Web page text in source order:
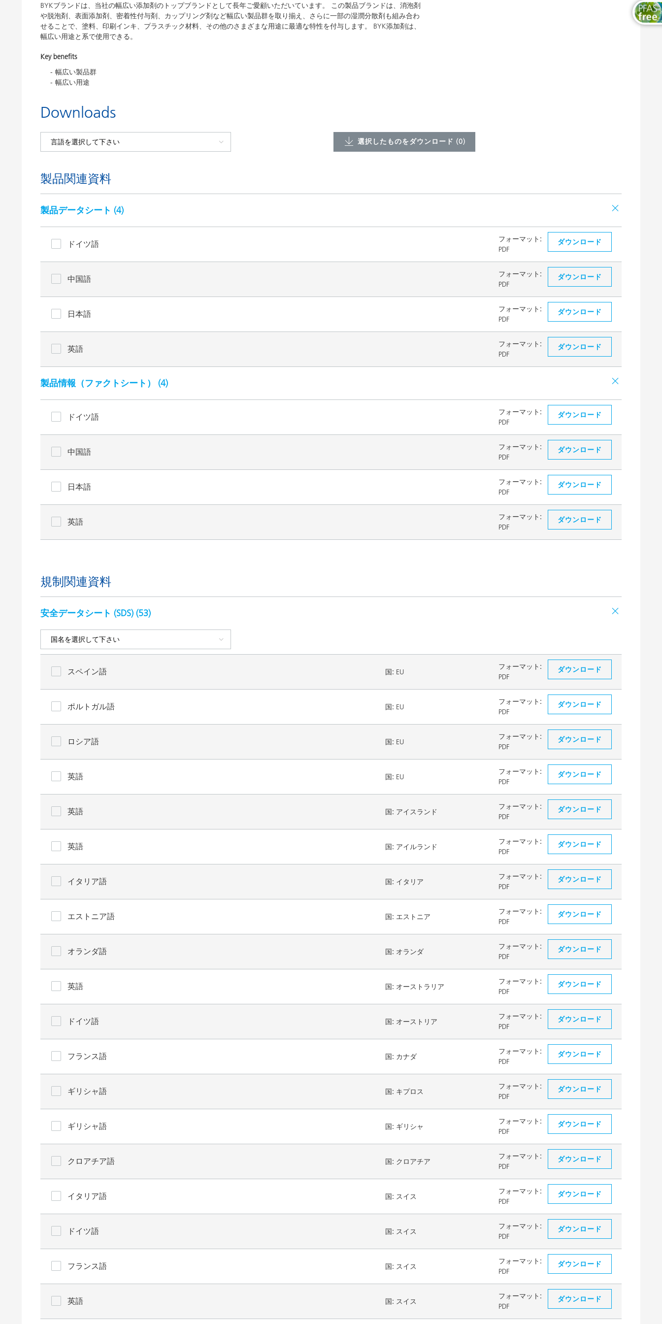
BYKブランドは、当社の幅広い添加剤のトップブランドとして長年ご愛顧いただいています。 この製品ブランドは、消泡剤
や脱泡剤、表面添加剤、密着性付与剤、カップリング剤など幅広い製品群を取り揃え、さらに一部の湿潤分散剤も組み合わ
せることで、塗料、印刷インキ、プラスチック材料、その他のさまざまな用途に最適な特性を付与します。 BYK添加剤は、
幅広い用途と系で使用できる。
Key benefits
幅広い製品群
幅広い用途
Downloads
選択したものをダウンロード (0)
製品関連資料
製品データシート (4)
ドイツ語
フォーマット:
PDF
ダウンロード
中国語
フォーマット:
PDF
ダウンロード
日本語
フォーマット:
PDF
ダウンロード
英語
フォーマット:
PDF
ダウンロード
製品情報（ファクトシート） (4)
ドイツ語
フォーマット:
PDF
ダウンロード
中国語
フォーマット:
PDF
ダウンロード
日本語
フォーマット:
PDF
ダウンロード
英語
フォーマット:
PDF
ダウンロード
規制関連資料
安全データシート (SDS) (53)
スペイン語 国: EU
フォーマット:
PDF
ダウンロード
ポルトガル語 国: EU
フォーマット:
PDF
ダウンロード
ロシア語 国: EU
フォーマット:
PDF
ダウンロード
英語 国: EU
フォーマット:
PDF
ダウンロード
英語 国: アイスランド
フォーマット:
PDF
ダウンロード
英語 国: アイルランド
フォーマット:
PDF
ダウンロード
イタリア語 国: イタリア
フォーマット:
PDF
ダウンロード
エストニア語 国: エストニア
フォーマット:
PDF
ダウンロード
オランダ語 国: オランダ
フォーマット:
PDF
ダウンロード
英語 国: オーストラリア
フォーマット:
PDF
ダウンロード
ドイツ語 国: オーストリア
フォーマット:
PDF
ダウンロード
フランス語 国: カナダ
フォーマット:
PDF
ダウンロード
ギリシャ語 国: キプロス
フォーマット:
PDF
ダウンロード
ギリシャ語 国: ギリシャ
フォーマット:
PDF
ダウンロード
クロアチア語 国: クロアチア
フォーマット:
PDF
ダウンロード
イタリア語 国: スイス
フォーマット:
PDF
ダウンロード
ドイツ語 国: スイス
フォーマット:
PDF
ダウンロード
フランス語 国: スイス
フォーマット:
PDF
ダウンロード
英語 国: スイス
フォーマット:
PDF
ダウンロード